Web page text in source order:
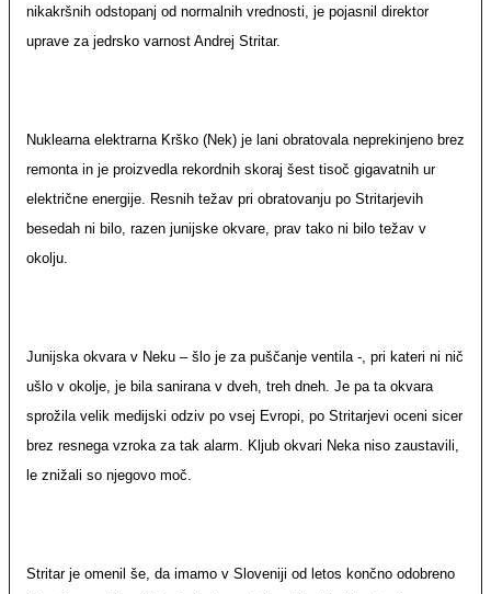
nikakršnih odstopanj od normalnih vrednosti, je pojasnil direktor
uprave za jedrsko varnost Andrej Stritar.
Nuklearna elektrarna Krško (Nek) je lani obratovala neprekinjeno brez
remonta in je proizvedla rekordnih skoraj šest tisoč gigavatnih ur
električne energije. Resnih težav pri obratovanju po Stritarjevih
besedah ni bilo, razen junijske okvare, prav tako ni bilo težav v
okolju.
Junijska okvara v Neku – šlo je za puščanje ventila -, pri kateri ni nič
ušlo v okolje, je bila sanirana v dveh, treh dneh. Je pa ta okvara
sprožila velik medijski odziv po vsej Evropi, po Stritarjevi oceni sicer
brez resnega vzroka za tak alarm. Kljub okvari Neka niso zaustavili,
le znižali so njegovo moč.
Stritar je omenil še, da imamo v Sloveniji od letos končno odobreno